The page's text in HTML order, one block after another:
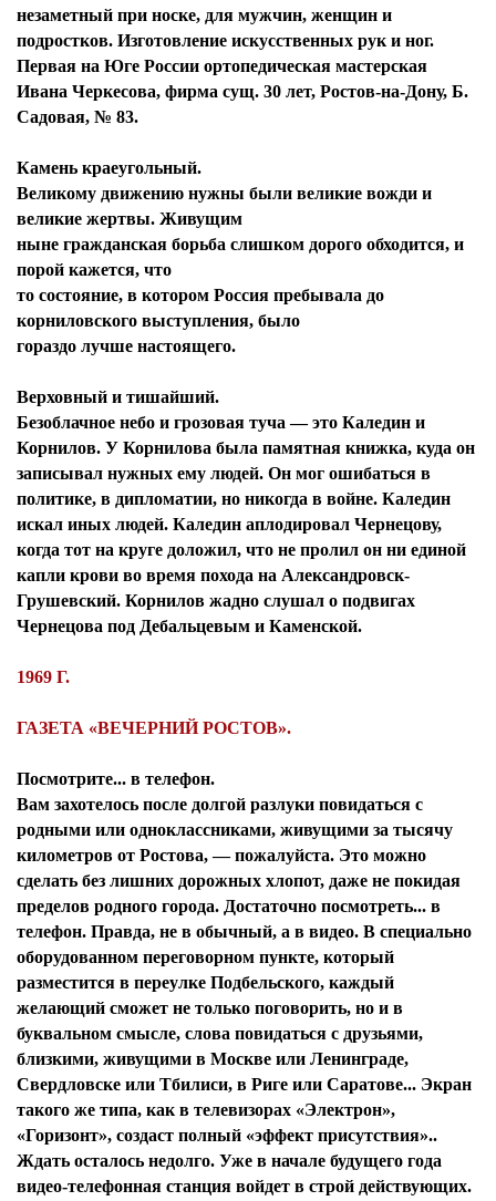
незаметный при носке, для мужчин, женщин и
подростков. Изготовление искусственных рук и ног.
Первая на Юге России ортопедическая мастерская
Ивана Черкесова, фирма сущ. 30 лет, Ростов-на-Дону, Б.
Садовая, № 83.
Камень краеугольный.
Великому движению нужны были великие вожди и
великие жертвы. Живущим
ныне гражданская борьба слишком дорого обходится, и
порой кажется, что
то состояние, в котором Россия пребывала до
корниловского выступления, было
гораздо лучше настоящего.
Верховный и тишайший.
Безоблачное небо и грозовая туча — это Каледин и
Корнилов. У Корнилова была памятная книжка, куда он
записывал нужных ему людей. Он мог ошибаться в
политике, в дипломатии, но никогда в войне. Каледин
искал иных людей. Каледин аплодировал Чернецову,
когда тот на круге доложил, что не пролил он ни единой
капли крови во время похода на Александровск-
Грушевский. Корнилов жадно слушал о подвигах
Чернецова под Дебальцевым и Каменской.
1969 Г.
ГАЗЕТА «ВЕЧЕРНИЙ РОСТОВ».
Посмотрите... в телефон.
Вам захотелось после долгой разлуки повидаться с
родными или одноклассниками, живущими за тысячу
километров от Ростова, — пожалуйста. Это можно
сделать без лишних дорожных хлопот, даже не покидая
пределов родного города. Достаточно посмотреть... в
телефон. Правда, не в обычный, а в видео. В специально
оборудованном переговорном пункте, который
разместится в переулке Подбельского, каждый
желающий сможет не только поговорить, но и в
буквальном смысле, слова повидаться с друзьями,
близкими, живущими в Москве или Ленинграде,
Свердловске или Тбилиси, в Риге или Саратове... Экран
такого же типа, как в телевизорах «Электрон»,
«Горизонт», создаст полный «эффект присутствия»..
Ждать осталось недолго. Уже в начале будущего года
видео-телефонная станция войдет в строй действующих.